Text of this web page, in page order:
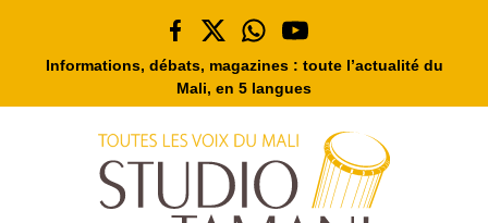
Informations, débats, magazines : toute l’actualité du
Mali, en 5 langues